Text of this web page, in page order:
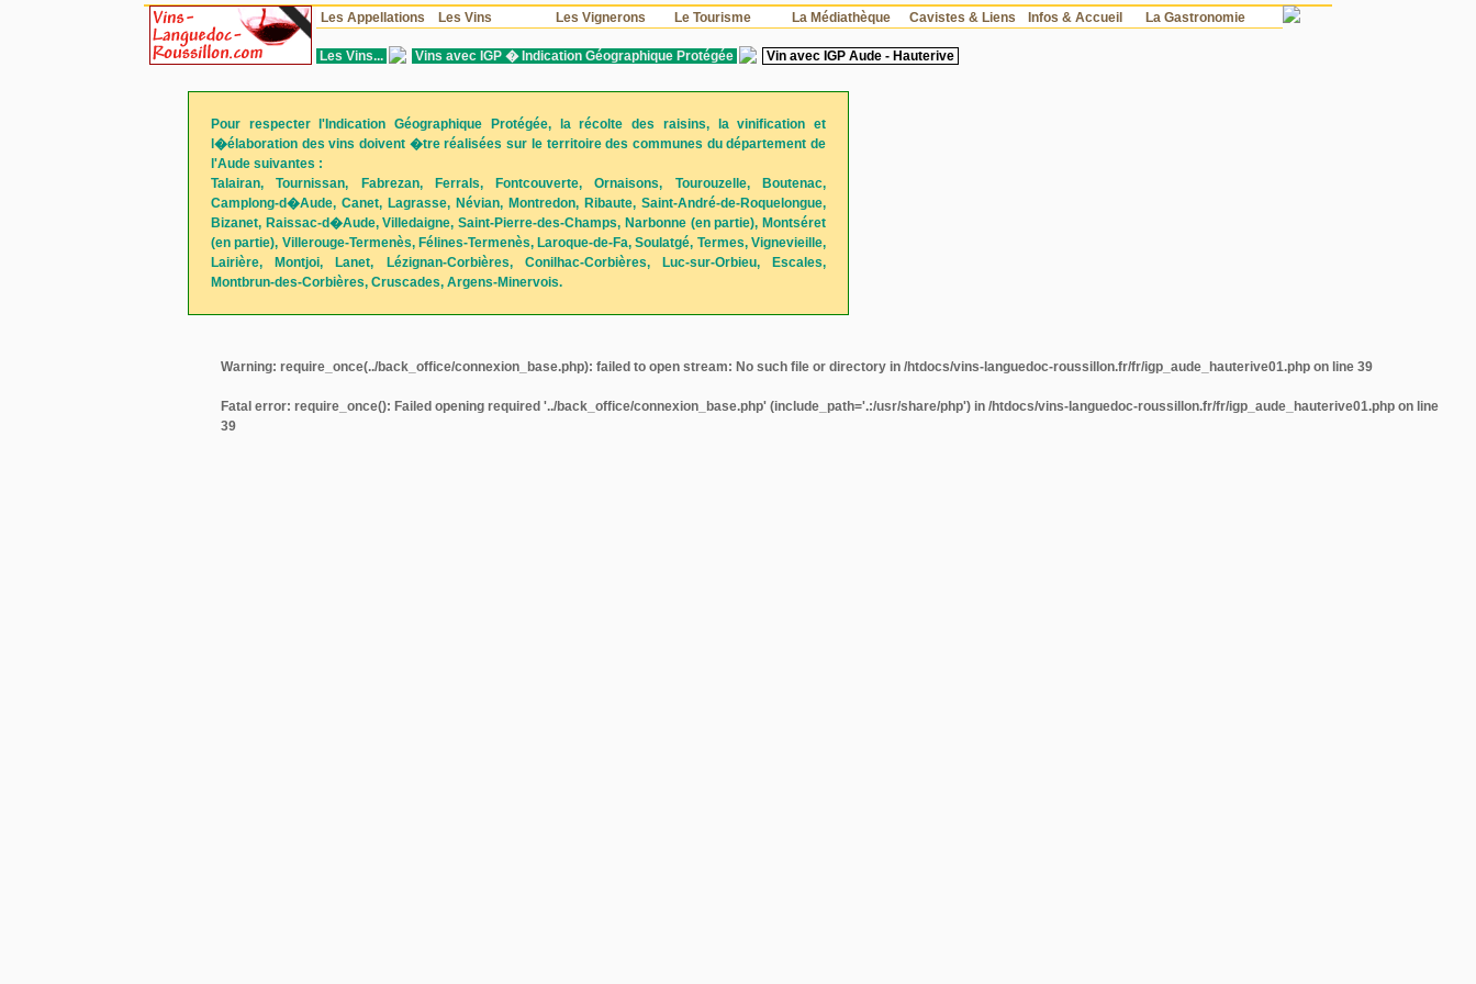
Les Appellations Les Vins Les Vignerons Le Tourisme La Médiathèque Cavistes & Liens Infos & Accueil La Gastronomie
Les Vins... Vins avec IGP � Indication Géographique Protégée Vin avec IGP Aude - Hauterive
Pour respecter l'Indication Géographique Protégée, la récolte des raisins, la vinification et
l�élaboration des vins doivent �tre réalisées sur le territoire des communes du département de
l'Aude suivantes :
Talairan, Tournissan, Fabrezan, Ferrals, Fontcouverte, Ornaisons, Tourouzelle, Boutenac,
Camplong-d�Aude, Canet, Lagrasse, Névian, Montredon, Ribaute, Saint-André-de-Roquelongue,
Bizanet, Raissac-d�Aude, Villedaigne, Saint-Pierre-des-Champs, Narbonne (en partie), Montséret
(en partie), Villerouge-Termenès, Félines-Termenès, Laroque-de-Fa, Soulatgé, Termes, Vignevieille,
Lairière, Montjoi, Lanet, Lézignan-Corbières, Conilhac-Corbières, Luc-sur-Orbieu, Escales,
Montbrun-des-Corbières, Cruscades, Argens-Minervois.
Warning: require_once(../back_office/connexion_base.php): failed to open stream: No such file or directory in /htdocs/vins-languedoc-roussillon.fr/fr/igp_aude_hauterive01.php on line 39
Fatal error: require_once(): Failed opening required '../back_office/connexion_base.php' (include_path='.:/usr/share/php') in /htdocs/vins-languedoc-roussillon.fr/fr/igp_aude_hauterive01.php on line
39